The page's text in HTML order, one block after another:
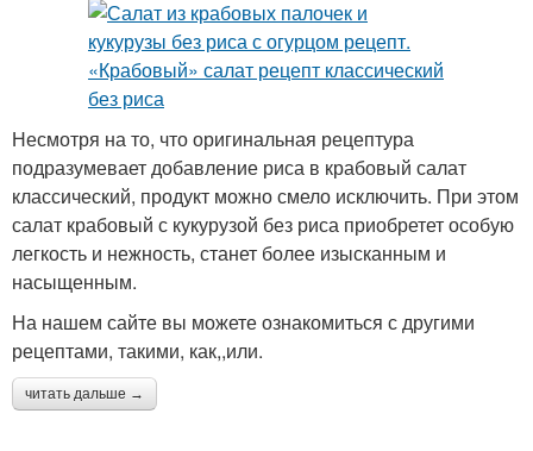
Несмотря на то, что оригинальная рецептура
подразумевает добавление риса в крабовый салат
классический, продукт можно смело исключить. При этом
салат крабовый с кукурузой без риса приобретет особую
легкость и нежность, станет более изысканным и
насыщенным.
На нашем сайте вы можете ознакомиться с другими
рецептами, такими, как,,или.
читать дальше →